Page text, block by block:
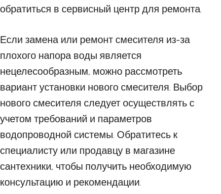
обратиться в сервисный центр для ремонта.
Если замена или ремонт смесителя из-за
плохого напора воды является
нецелесообразным, можно рассмотреть
вариант установки нового смесителя. Выбор
нового смесителя следует осуществлять с
учетом требований и параметров
водопроводной системы. Обратитесь к
специалисту или продавцу в магазине
сантехники, чтобы получить необходимую
консультацию и рекомендации.